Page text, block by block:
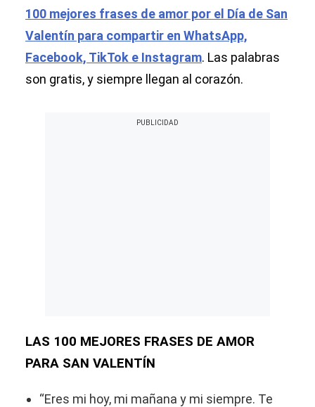
100 mejores frases de amor por el Día de San
Valentín para compartir en WhatsApp,
Facebook, TikTok e Instagram. Las palabras
son gratis, y siempre llegan al corazón.
LAS 100 MEJORES FRASES DE AMOR
PARA SAN VALENTÍN
“Eres mi hoy, mi mañana y mi siempre. Te